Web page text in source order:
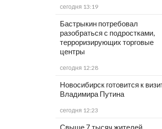
сегодня 13:19
Бастрыкин потребовал
разобраться с подростками,
терроризирующих торговые
центры
сегодня 12:28
Новосибирск готовится к
Владимира Путина
сегодня 12:23